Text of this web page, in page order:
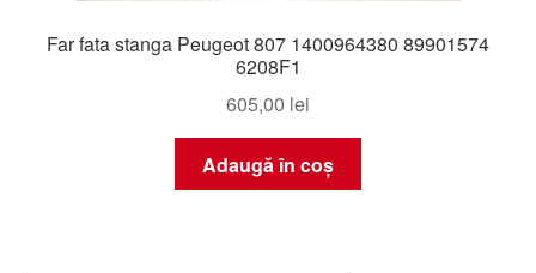
Termeni si conditii
Far fata stanga Peugeot 807 1400964380 89901574
6208F1
605,00 lei
Adaugă în coș